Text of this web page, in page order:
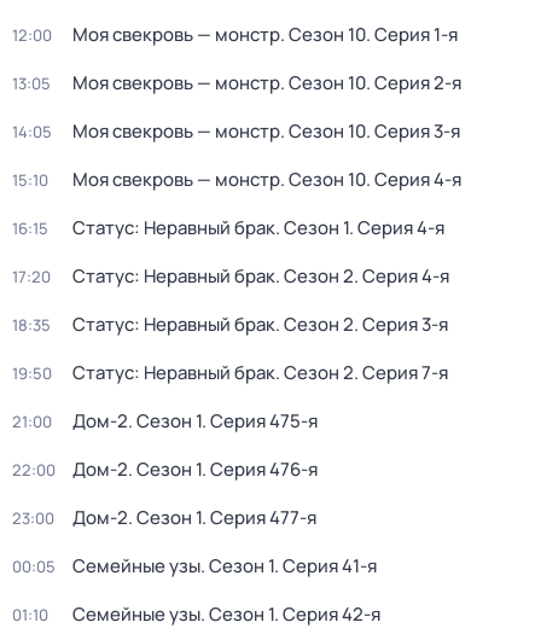
12:00 Моя свекровь — монстр. Сезон 10. Серия 1-я
13:05 Моя свекровь — монстр. Сезон 10. Серия 2-я
14:05 Моя свекровь — монстр. Сезон 10. Серия 3-я
15:10 Моя свекровь — монстр. Сезон 10. Серия 4-я
16:15 Статус: Неравный брак. Сезон 1. Серия 4-я
17:20 Статус: Неравный брак. Сезон 2. Серия 4-я
18:35 Статус: Неравный брак. Сезон 2. Серия 3-я
19:50 Статус: Неравный брак. Сезон 2. Серия 7-я
21:00 Дом-2. Сезон 1. Серия 475-я
22:00 Дом-2. Сезон 1. Серия 476-я
23:00 Дом-2. Сезон 1. Серия 477-я
00:05 Семейные узы. Сезон 1. Серия 41-я
01:10 Семейные узы. Сезон 1. Серия 42-я